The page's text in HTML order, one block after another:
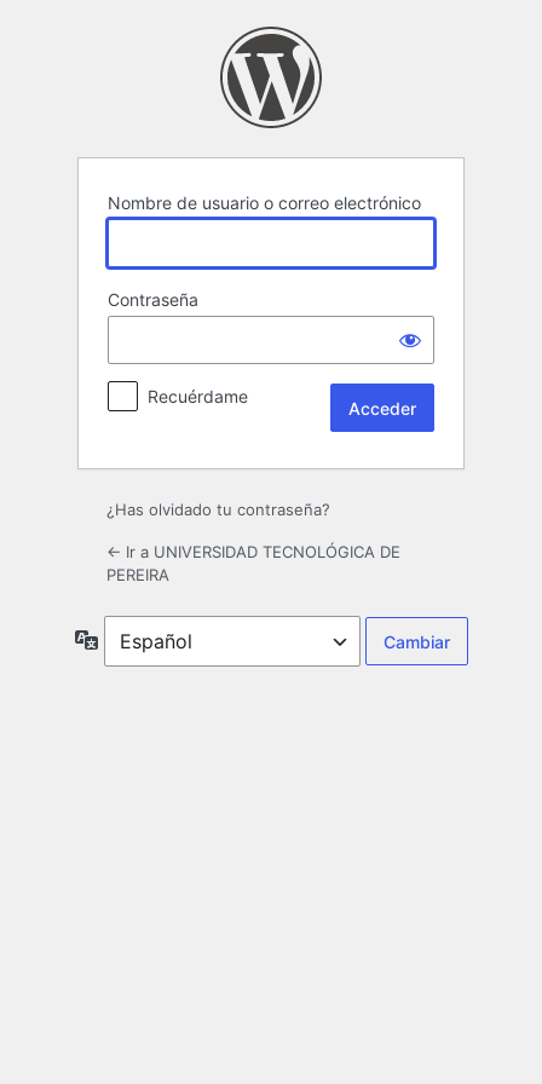
Nombre de usuario o correo electrónico
Contraseña
Recuérdame
¿Has olvidado tu contraseña?
← Ir a UNIVERSIDAD TECNOLÓGICA DE
PEREIRA
Idioma